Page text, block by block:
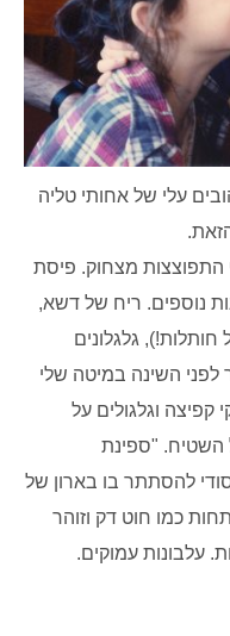
עלי של אחותי טליה
התפוצצות מצחוק. פיסת
נוספים. ריח של דשא,
חותלות!), גלגלונים
לפני השינה במיטה שלי
וגלגולים על
השטיח. "ספינת
להסתתר בו בארון של
כמו חוט דק וזוהר
עלבונות עמוקים.